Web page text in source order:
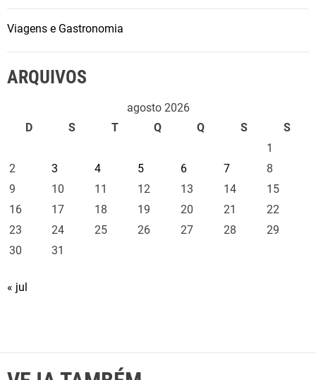
Viagens e Gastronomia
ARQUIVOS
agosto 2026
D
S T Q Q S
S
1
2
3 4 5 6 7
8
9
10 11 12 13 14
15
16
17 18 19 20 21
22
23
24 25 26 27 28
29
30
31
« jul